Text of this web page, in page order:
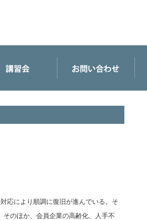
応により順調に復旧が進んでいる。そ
のほか、会員企業の高齢化、人手不